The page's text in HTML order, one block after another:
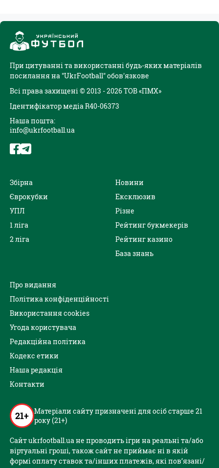
При цитуванні та використанні будь-яких матеріалів
посилання на "UkrFootball" обов'язкове
Всі права захищені © 2013 - 2026 ТОВ «ПМХ»
Ідентифікатор медіа R40-06373
Наша пошта:
info@ukrfootball.ua
Збірна
Єврокубки
УПЛ
1 ліга
2 ліга
Новини
Ексклюзив
Різне
Рейтинг букмекерів
Рейтинг казино
База знань
Про видання
Політика конфіденційності
Використання cookies
Угода користувача
Редакційна політика
Кодекс етики
Наша редакція
Контакти
21+ Матеріали сайту призначені для осіб старше 21
року (21+)
Сайт ukrfootball.ua не проводить ігри на реальні та/або
віртуальні гроші, також сайт не приймає ні в якій
формі оплату ставок та/інших платежів, які пов’язані/